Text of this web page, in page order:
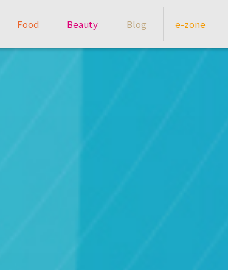
Food Beauty Blog e-zone